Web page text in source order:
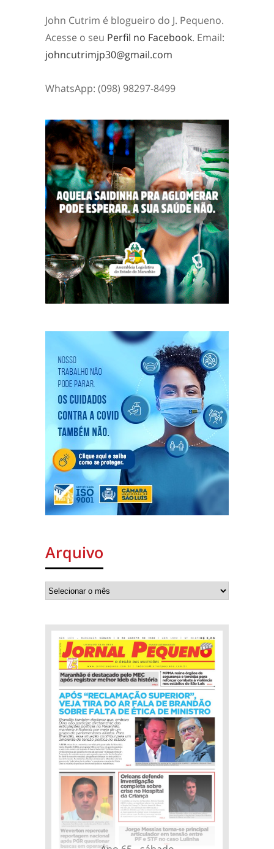
John Cutrim é blogueiro do J. Pequeno.
Acesse o seu Perfil no Facebook. Email:
johncutrimjp30@gmail.com
WhatsApp: (098) 98297-8499
Arquivo